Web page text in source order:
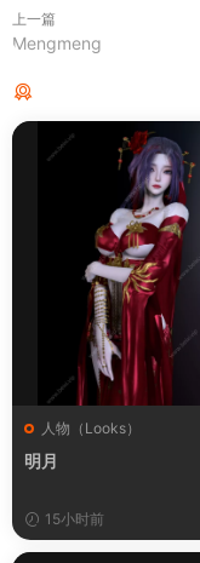
上一篇
Mengmeng
人物（Looks）
明月
15小时前